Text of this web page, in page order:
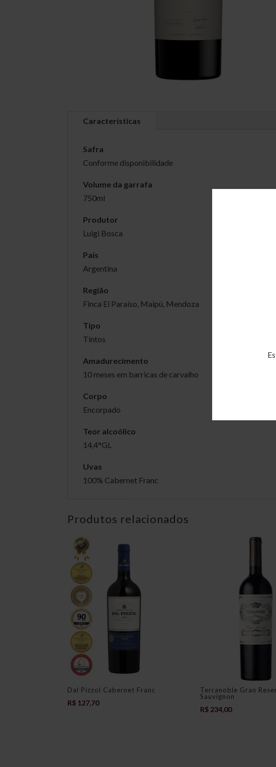
Características
Safra
Conforme disponibilidade
Volume da garrafa
750ml
Produtor
Luigi Bosca
País
Argentina
Região
Finca El Paraíso, Maipú, Mendoza
Tipo
Tintos
Amadurecimento
10 meses em barricas de carvalho
Corpo
Encorpado
Teor alcoólico
14,4°GL
Uvas
100% Cabernet Franc
Produtos relacionados
Dal Pizzol Cabernet Franc
R$ 127,70
Terranoble Gran
Sauvignon
R$ 234,00